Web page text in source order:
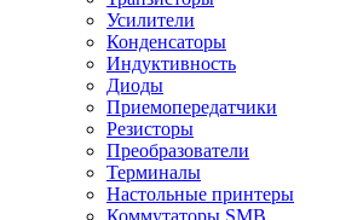
Усилители
Конденсаторы
Индуктивность
Диоды
Приемопередатчики
Резисторы
Преобразователи
Терминалы
Настольные принтеры